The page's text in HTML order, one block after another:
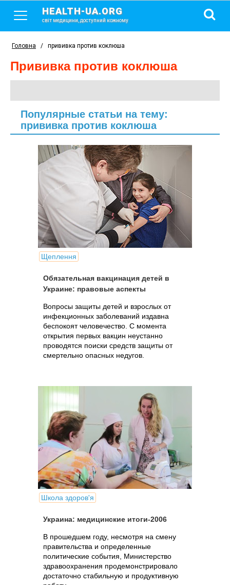
HEALTH-UA.ORG
світ медицини, доступний кожному
Головна / прививка против коклюша
прививка против коклюша
Популярные статьи на тему:
прививка против коклюша
Щеплення
Обязательная вакцинация детей в
Украине: правовые аспекты
Вопросы защиты детей и взрослых от
инфекционных заболеваний издавна
беспокоят человечество. С момента
открытия первых вакцин неустанно
проводятся поиски средств защиты от
смертельно опасных недугов.
Школа здоров'я
Украина: медицинские итоги-2006
В прошедшем году, несмотря на смену
правительства и определенные
политические события, Министерство
здравоохранения продемонстрировало
достаточно стабильную и продуктивную